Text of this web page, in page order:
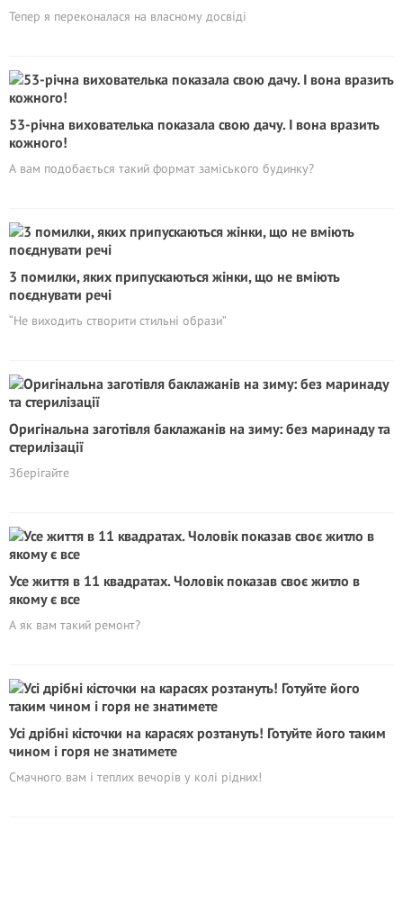
Тепер я переконалася на власному досвіді
53-річна вихователька показала свою дачу. І вона вразить
кожного!
А вам подобається такий формат заміського будинку?
3 помилки, яких припускаються жінки, що не вміють
поєднувати речі
“Не виходить створити стильні образи”
Оригінальна заготівля баклажанів на зиму: без маринаду та
стерилізації
Зберігайте
Усе життя в 11 квадратах. Чоловік показав своє житло в
якому є все
А як вам такий ремонт?
Усі дрібні кісточки на карасях розтануть! Готуйте його таким
чином і горя не знатимете
Смачного вам і теплих вечорів у колі рідних!